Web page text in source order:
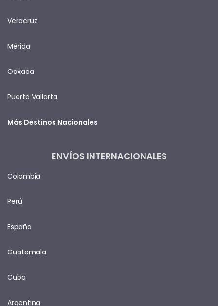
Veracruz
Mérida
Oaxaca
Puerto Vallarta
Más Destinos Nacionales
ENVÍOS INTERNACIONALES
Colombia
Perú
España
Guatemala
Cuba
Argentina